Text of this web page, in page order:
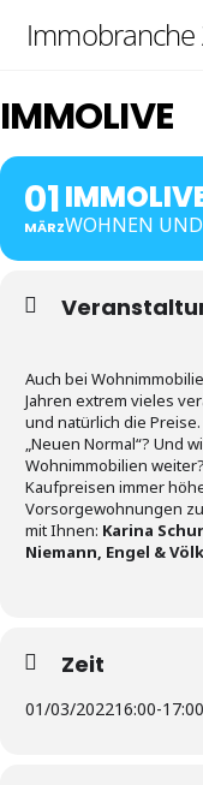
IMMOLIVE
01
MÄRZWOHNEN
Auch bei
Jahren extrem vieles
und natürlich die
„Neuen Normal“? Und
Wohnimmobilien
Kaufpreisen immer
Vorsorgewohnungen
mit Ihnen: Karina
Niemann, Engel &
Zeit
01/03/202216:00-17:00